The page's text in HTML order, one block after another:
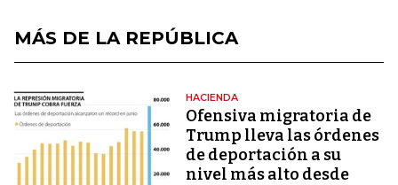
MÁS DE LA REPÚBLICA
HACIENDA
Ofensiva migratoria de
Trump lleva las órdenes
de deportación a su
nivel más alto desde